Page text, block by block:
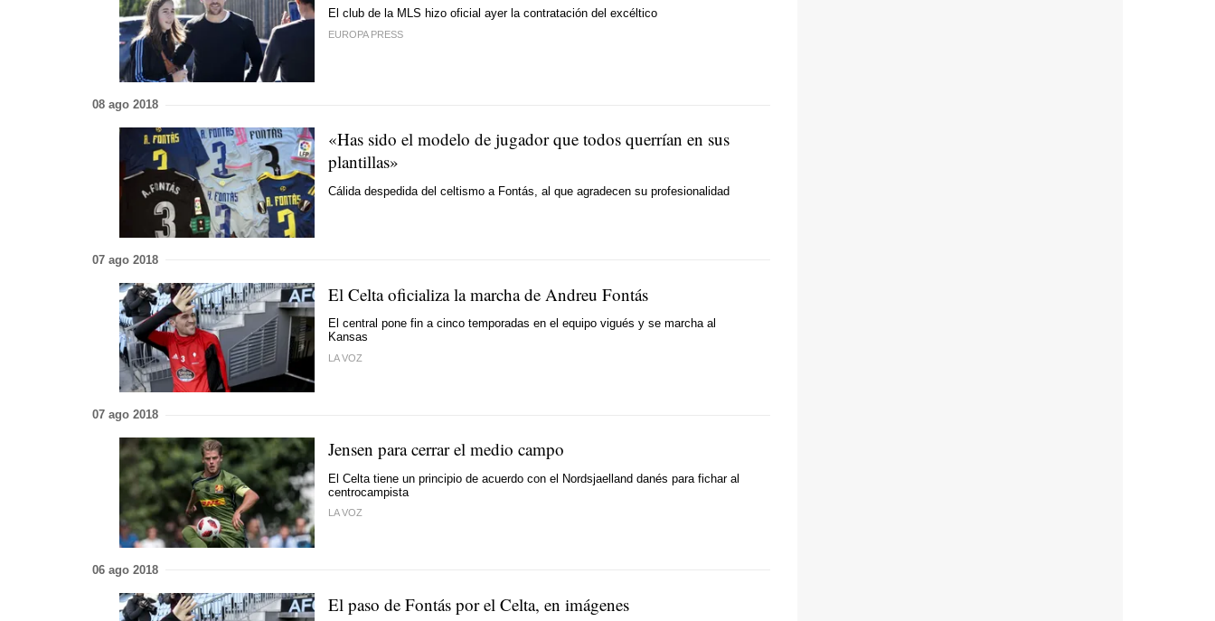
El club de la MLS hizo oficial ayer la contratación del excéltico
EUROPA PRESS
08 ago 2018
«Has sido el modelo de jugador que todos querrían en sus
plantillas»
Cálida despedida del celtismo a Fontás, al que agradecen su profesionalidad
07 ago 2018
El Celta oficializa la marcha de Andreu Fontás
El central pone fin a cinco temporadas en el equipo vigués y se marcha al
Kansas
LA VOZ
07 ago 2018
Jensen para cerrar el medio campo
El Celta tiene un principio de acuerdo con el Nordsjaelland danés para fichar al
centrocampista
LA VOZ
06 ago 2018
El paso de Fontás por el Celta, en imágenes